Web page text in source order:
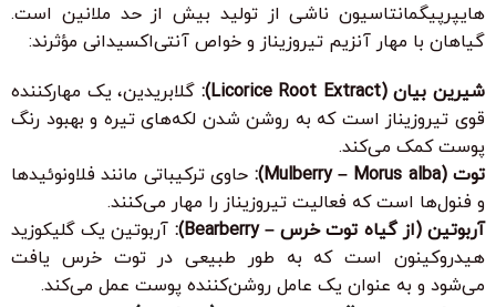
هایپرپیگمانتاسیون ناشی از تولید بیش از حد ملانین است.
گیاهان با مهار آنزیم تیروزیناز و خواص آنتی‌اکسیدانی مؤثرند:
شیرین بیان (Licorice Root Extract):
گلابریدین، یک مهارکننده
قوی تیروزیناز است که به روشن شدن لکه‌های تیره و بهبود رنگ
پوست کمک می‌کند.
توت (Mulberry – Morus alba):
حاوی ترکیباتی مانند فلاونوئیدها
و فنول‌ها است که فعالیت تیروزیناز را مهار می‌کنند.
آربوتین (از گیاه توت خرس – Bearberry):
آربوتین یک گلیکوزید
هیدروکینون است که به طور طبیعی در توت خرس یافت
می‌شود و به عنوان یک عامل روشن‌کننده پوست عمل می‌کند.